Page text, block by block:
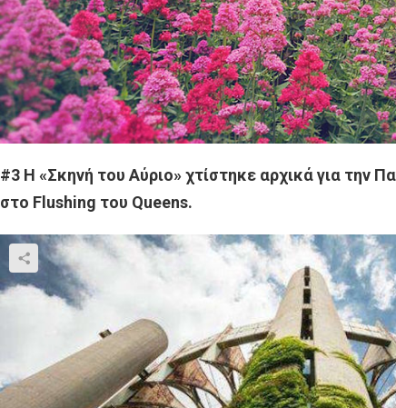
#3 Η «Σκηνή του Αύριο» χτίστηκε αρχικά για την
στο Flushing του Queens.